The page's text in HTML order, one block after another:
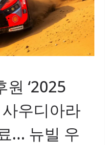
‘2025
사우디아라
… 뉴빌 우